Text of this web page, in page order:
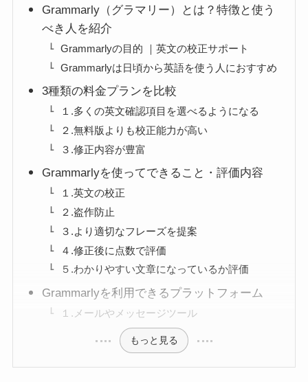
Grammarly（グラマリー）とは？特徴と使う
べき人を紹介
Grammarlyの目的 ｜英文の校正サポート
Grammarlyは日頃から英語を使う人におすすめ
3種類の料金プランを比較
１.多くの英文確認項目を選べるようになる
２.無料版よりも校正能力が高い
３.修正内容が豊富
Grammarlyを使ってできること・評価内容
１.英文の校正
２.盗作防止
３.より適切なフレーズを提案
４.修正後に点数で評価
５.わかりやすい文章になっているか評価
Grammarlyを利用できるプラットフォーム
１.メールやメッセージツール
もっと見る